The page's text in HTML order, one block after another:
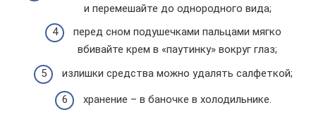
и перемешайте до однородного вида;
перед сном подушечками пальцами мягко
вбивайте крем в «паутинку» вокруг глаз;
излишки средства можно удалять салфеткой;
хранение – в баночке в холодильнике.